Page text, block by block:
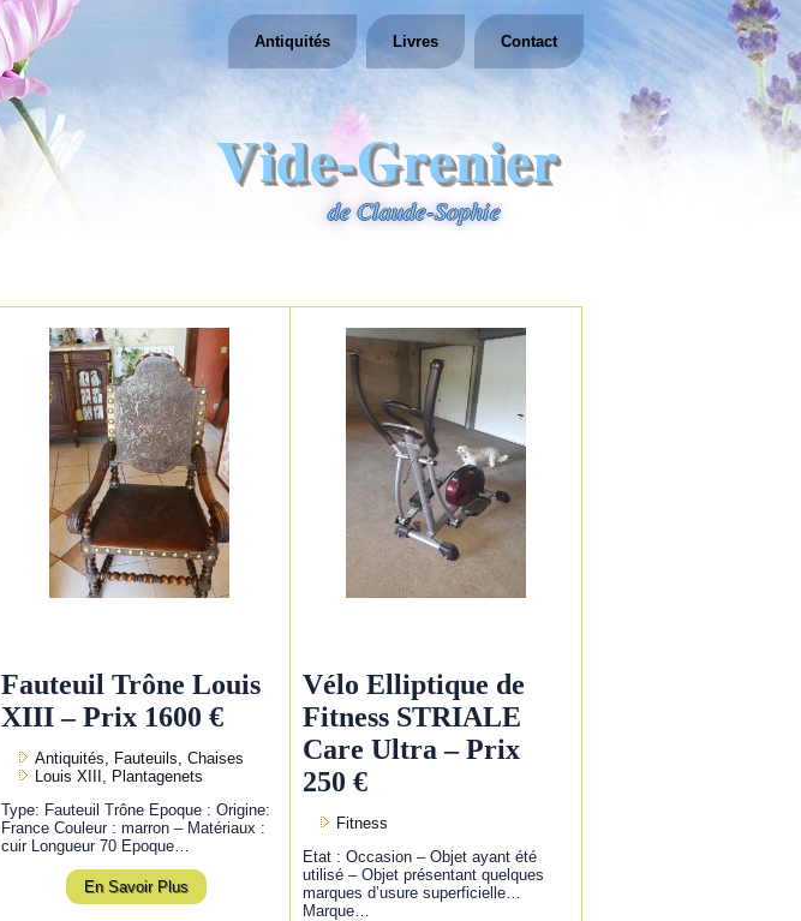
Vide-Grenier
de Claude-Sophie
Antiquités Livres Contact
Fauteuil Trône Louis
XIII – Prix 1600 €
Antiquités, Fauteuils, Chaises
Louis XIII, Plantagenets
Type: Fauteuil Trône Epoque : Origine:
France Couleur : marron – Matériaux :
cuir Longueur 70 Epoque…
En Savoir Plus
Vélo Elliptique de
Fitness STRIALE
Care Ultra – Prix
250 €
Fitness
Etat : Occasion – Objet ayant été
utilisé – Objet présentant quelques
marques d’usure superficielle…
Marque…